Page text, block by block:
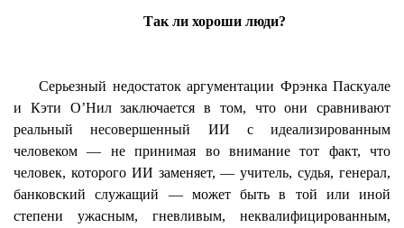
Так ли хороши люди?
Серьезный недостаток аргументации Фрэнка Паскуале
и Кэти О’Нил заключается в том, что они сравнивают
реальный несовершенный ИИ с идеализированным
человеком — не принимая во внимание тот факт, что
человек, которого ИИ заменяет, — учитель, судья, генерал,
банковский служащий — может быть в той или иной
степени ужасным, гневливым, неквалифицированным,